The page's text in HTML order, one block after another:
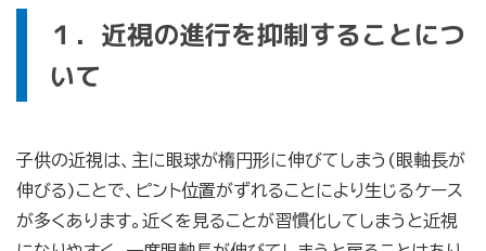
１．近視の進行を抑制することにつ
いて
子供の近視は、主に眼球が楕円形に伸びてしまう(眼軸長が
伸びる)ことで、ピント位置がずれることにより生じるケース
が多くあります。近くを見ることが習慣化してしまうと近視